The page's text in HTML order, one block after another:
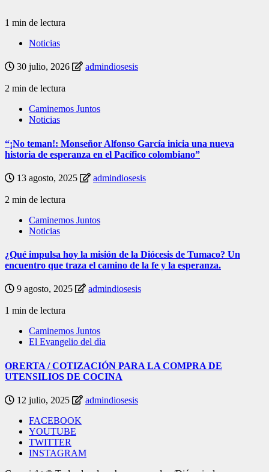
1 min de lectura
Noticias
30 julio, 2026 admindiosesis
2 min de lectura
Caminemos Juntos
Noticias
“¡No teman!: Monseñor Alfonso García inicia una nueva
historia de esperanza en el Pacífico colombiano”
13 agosto, 2025 admindiosesis
2 min de lectura
Caminemos Juntos
Noticias
¿Qué impulsa hoy la misión de la Diócesis de Tumaco? Un
encuentro que traza el camino de la fe y la esperanza.
9 agosto, 2025 admindiosesis
1 min de lectura
Caminemos Juntos
El Evangelio del dìa
ORERTA / COTIZACIÓN PARA LA COMPRA DE
UTENSILIOS DE COCINA
12 julio, 2025
admindiosesis
FACEBOOK
YOUTUBE
TWITTER
INSTAGRAM